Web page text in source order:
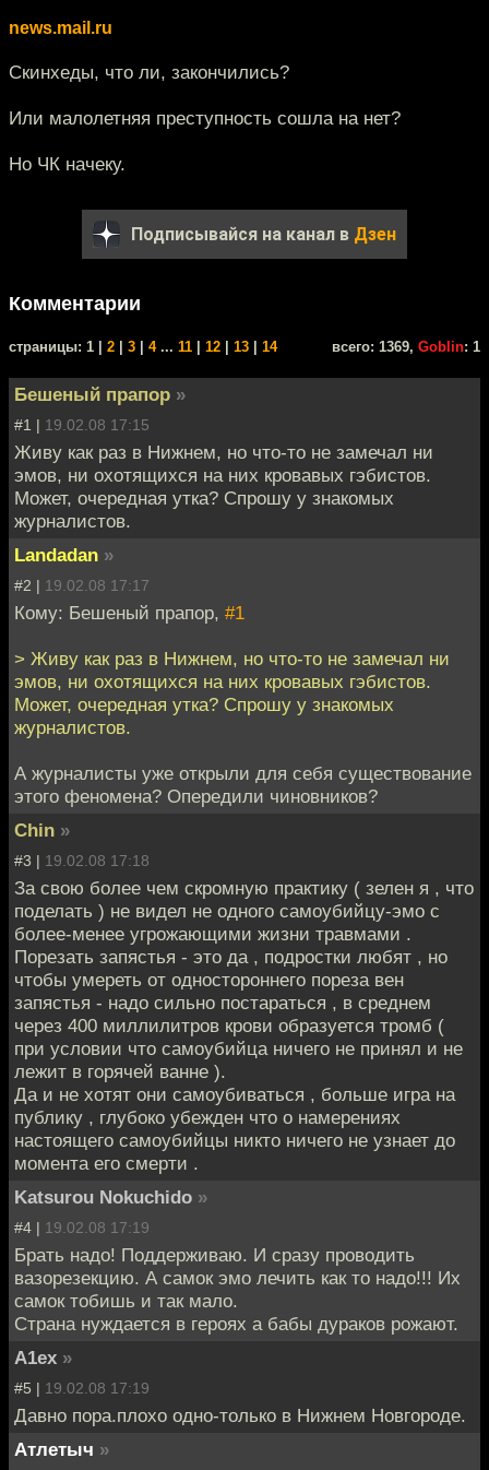
news.mail.ru
Скинхеды, что ли, закончились?
Или малолетняя преступность сошла на нет?
Но ЧК начеку.
Подписывайся на канал в Дзен
Комментарии
cтраницы: 1 | 2 3 4... 11 12 13 14 всего: 1369, Goblin: 1
Бешеный прапор »
#1 | 19.02.08 17:15
Живу как раз в Нижнем, но что-то не замечал ни
эмов, ни охотящихся на них кровавых гэбистов.
Может, очередная утка? Спрошу у знакомых
журналистов.
Landadan »
#2 | 19.02.08 17:17
Кому: Бешеный прапор, #1
> Живу как раз в Нижнем, но что-то не замечал ни
эмов, ни охотящихся на них кровавых гэбистов.
Может, очередная утка? Спрошу у знакомых
журналистов.
А журналисты уже открыли для себя существование
этого феномена? Опередили чиновников?
Chin »
#3 | 19.02.08 17:18
За свою более чем скромную практику ( зелен я , что
поделать ) не видел не одного самоубийцу-эмо с
более-менее угрожающими жизни травмами .
Порезать запястья - это да , подростки любят , но
чтобы умереть от одностороннего пореза вен
запястья - надо сильно постараться , в среднем
через 400 миллилитров крови образуется тромб (
при условии что самоубийца ничего не принял и не
лежит в горячей ванне ).
Да и не хотят они самоубиваться , больше игра на
публику , глубоко убежден что о намерениях
настоящего самоубийцы никто ничего не узнает до
момента его смерти .
Katsurou Nokuchido »
#4 | 19.02.08 17:19
Брать надо! Поддерживаю. И сразу проводить
вазорезекцию. А самок эмо лечить как то надо!!! Их
самок тобишь и так мало.
Страна нуждается в героях а бабы дураков рожают.
A1ex »
#5 | 19.02.08 17:19
Давно пора.плохо одно-только в Нижнем Новгороде.
Атлетыч »